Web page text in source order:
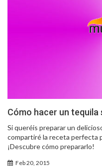
Cómo hacer un tequila
Si queréis preparar un
compartiré la receta perfecta
¡Descubre cómo prepararlo!
Feb 20, 2015